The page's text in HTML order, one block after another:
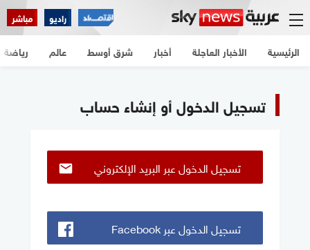
راديو مباشر
الرئيسية الأخبار العاجلة أخبار شرق أوسط عالم رياضة
تسجيل الدخول أو إنشاء حساب
تسجيل الدخول عبر البريد الإلكتروني
تسجيل الدخول عبر Facebook